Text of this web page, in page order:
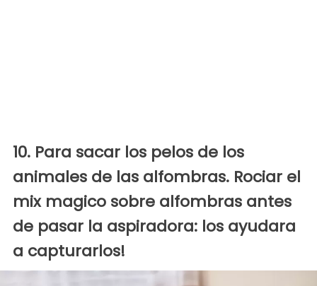
10. Para sacar los pelos de los
animales de las alfombras. Rociar el
mix magico sobre alfombras antes
de pasar la aspiradora: los ayudara
a capturarlos!